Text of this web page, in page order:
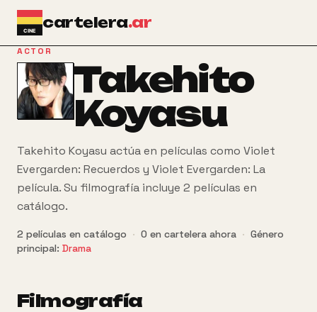
Ir al contenido principal
cartelera.ar
ACTOR
Takehito
Koyasu
Takehito Koyasu actúa en películas como Violet
Evergarden: Recuerdos y Violet Evergarden: La
película. Su filmografía incluye 2 películas en
catálogo.
2 películas en catálogo · 0 en cartelera ahora · Género
principal: Drama
Filmografía